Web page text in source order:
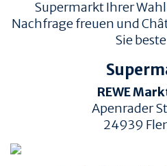
Supermarkt Ihrer
Nachfrage freuen und
Sie
REWE
Apenrader
24939
TIERWOHL &